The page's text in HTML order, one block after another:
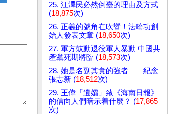
25. 江澤民必然倒臺的理由及方式
(18,875次)
26. 正義的號角在吹響！法輪功創
始人發表文章 (18,650次)
27. 軍方鼓動退役軍人暴動 中國共
產黨死期將臨 (18,573次)
28. 她是名副其實的強者——紀念
張志新 (18,512次)
29. 王偉「遺孀」致《海南日報》
的信向人們暗示着什麼？ (17,865
次)